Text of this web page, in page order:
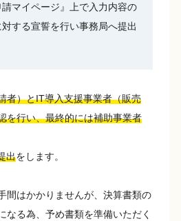
マイページ』上で入力内容の
する宣誓を行い事務局へ提出
者）とIT導入支援事業者（販売
を行い、最終的には補助事業者
出をします。
間はかかりませんが、決算書類の
なる為、予め書類を準備いただく